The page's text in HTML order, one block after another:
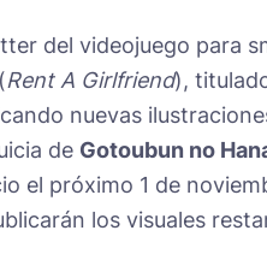
del videojuego para
(Rent A Girlfriend),
nuevas
de Gotoubun no
el próximo 1 de
los visuales